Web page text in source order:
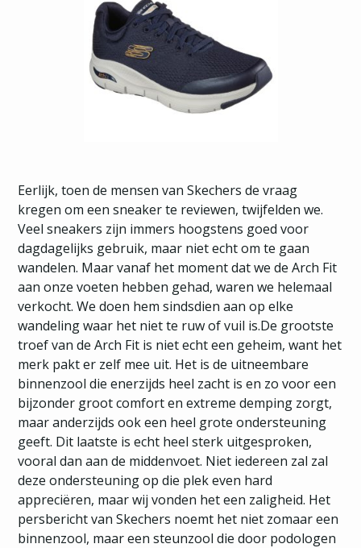
Eerlijk, toen de mensen van Skechers de vraag
kregen om een sneaker te reviewen, twijfelden we.
Veel sneakers zijn immers hoogstens goed voor
dagdagelijks gebruik, maar niet echt om te gaan
wandelen. Maar vanaf het moment dat we de Arch Fit
aan onze voeten hebben gehad, waren we helemaal
verkocht. We doen hem sindsdien aan op elke
wandeling waar het niet te ruw of vuil is.De grootste
troef van de Arch Fit is niet echt een geheim, want het
merk pakt er zelf mee uit. Het is de uitneembare
binnenzool die enerzijds heel zacht is en zo voor een
bijzonder groot comfort en extreme demping zorgt,
maar anderzijds ook een heel grote ondersteuning
geeft. Dit laatste is echt heel sterk uitgesproken,
vooral dan aan de middenvoet. Niet iedereen zal zal
deze ondersteuning op die plek even hard
appreciëren, maar wij vonden het een zaligheid. Het
persbericht van Skechers noemt het niet zomaar een
binnenzool, maar een steunzool die door podologen